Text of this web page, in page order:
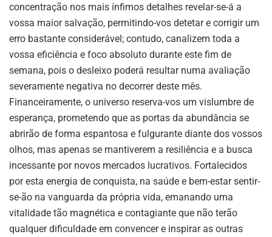
concentração nos mais ínfimos detalhes revelar-se-á a
vossa maior salvação, permitindo-vos detetar e corrigir um
erro bastante considerável; contudo, canalizem toda a
vossa eficiência e foco absoluto durante este fim de
semana, pois o desleixo poderá resultar numa avaliação
severamente negativa no decorrer deste mês.
Financeiramente, o universo reserva-vos um vislumbre de
esperança, prometendo que as portas da abundância se
abrirão de forma espantosa e fulgurante diante dos vossos
olhos, mas apenas se mantiverem a resiliência e a busca
incessante por novos mercados lucrativos. Fortalecidos
por esta energia de conquista, na saúde e bem-estar sentir-
se-ão na vanguarda da própria vida, emanando uma
vitalidade tão magnética e contagiante que não terão
qualquer dificuldade em convencer e inspirar as outras